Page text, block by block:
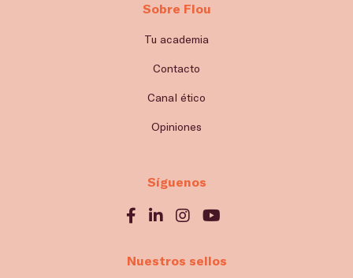
Sobre Flou
Tu academia
Contacto
Canal ético
Opiniones
Síguenos
Nuestros sellos